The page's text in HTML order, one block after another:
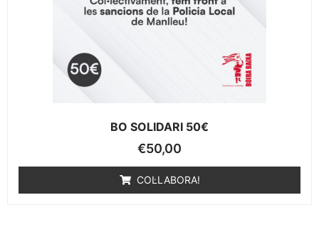
BO SOLIDARI 50€
€50,00
COL·LABORA!